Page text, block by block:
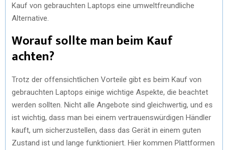
Kauf von gebrauchten Laptops eine umweltfreundliche
Alternative.
Worauf sollte man beim Kauf
achten?
Trotz der offensichtlichen Vorteile gibt es beim Kauf von
gebrauchten Laptops einige wichtige Aspekte, die beachtet
werden sollten. Nicht alle Angebote sind gleichwertig, und es
ist wichtig, dass man bei einem vertrauenswürdigen Händler
kauft, um sicherzustellen, dass das Gerät in einem guten
Zustand ist und lange funktioniert. Hier kommen Plattformen